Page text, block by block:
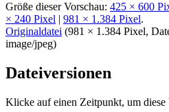
Größe dieser Vorschau: 425 × 600
× 240 Pixel | 981 × 1.384 Pixel.
Originaldatei (981 × 1.384 Pixel,
image/jpeg)
Dateiversionen
Klicke auf einen Zeitpunkt, um diese